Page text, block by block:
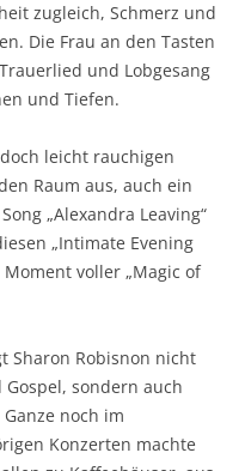
zugleich, Schmerz und
Die Frau an den Tasten
und Lobgesang
und Tiefen.
leicht rauchigen
Raum aus, auch ein
„Alexandra Leaving“
„Intimate Evening
voller „Magic of
Sharon Robisnon nicht
sondern auch
noch im
Konzerten machte